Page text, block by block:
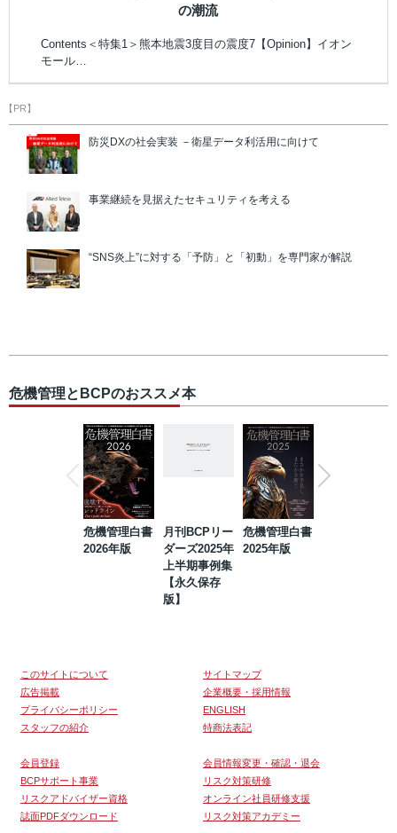
の潮流
Contents＜特集1＞熊本地震3度目の震度7【Opinion】イオン
モール…
【PR】
防災DXの社会実装 －衛星データ利活用に向けて
事業継続を見据えたセキュリティを考える
“SNS炎上”に対する「予防」と「初動」を専門家が解説
危機管理とBCPのおススメ本
危機管理白書
2026年版
月刊BCPリー
ダーズ2025年
上半期事例集
【永久保存
版】
危機管理白書
2025年版
このサイトについて
サイトマップ
広告掲載
企業概要・採用情報
プライバシーポリシー
ENGLISH
スタッフの紹介
特商法表記
会員登録
会員情報変更・確認・退会
BCPサポート事業
リスク対策研修
リスクアドバイザー資格
オンライン社員研修支援
誌面PDFダウンロード
リスク対策アカデミー